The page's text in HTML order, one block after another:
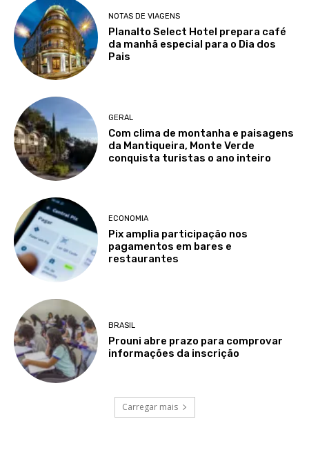
NOTAS DE VIAGENS
Planalto Select Hotel prepara café
da manhã especial para o Dia dos
Pais
GERAL
Com clima de montanha e paisagens
da Mantiqueira, Monte Verde
conquista turistas o ano inteiro
ECONOMIA
Pix amplia participação nos
pagamentos em bares e
restaurantes
BRASIL
Prouni abre prazo para comprovar
informações da inscrição
Carregar mais